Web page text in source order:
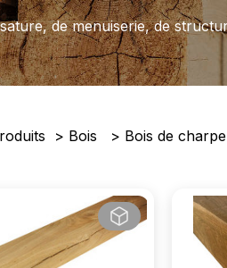
de menuiserie, de
Bois Bois de